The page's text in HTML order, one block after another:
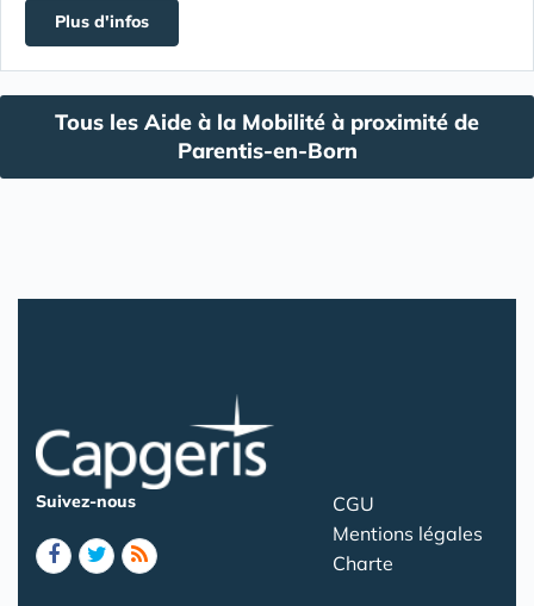
Plus d'infos
Tous les Aide à la Mobilité à proximité de
Parentis-en-Born
Suivez-nous
CGU
Mentions légales
Charte